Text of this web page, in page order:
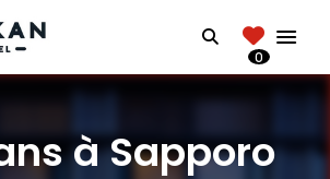
RYOKANTRAVEL
d'un Ryokan
Search
0
à Sapporo